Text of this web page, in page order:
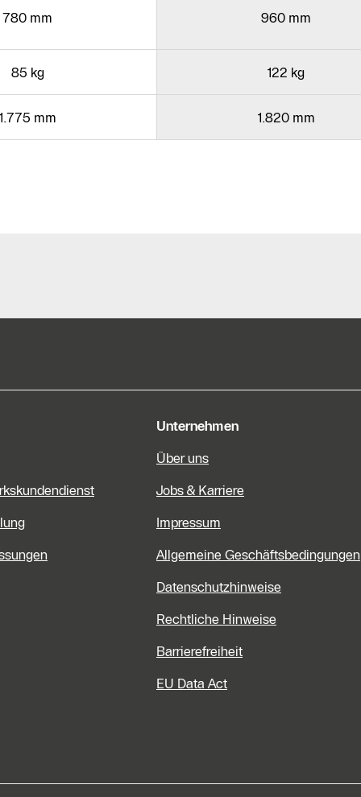
780 mm 960 mm
85 kg 122 kg
mm 1.820 mm
Unternehmen
Über uns
Jobs & Karriere
Impressum
Allgemeine Geschäftsbedingungen
Datenschutzhinweise
Rechtliche Hinweise
Barrierefreiheit
EU Data Act